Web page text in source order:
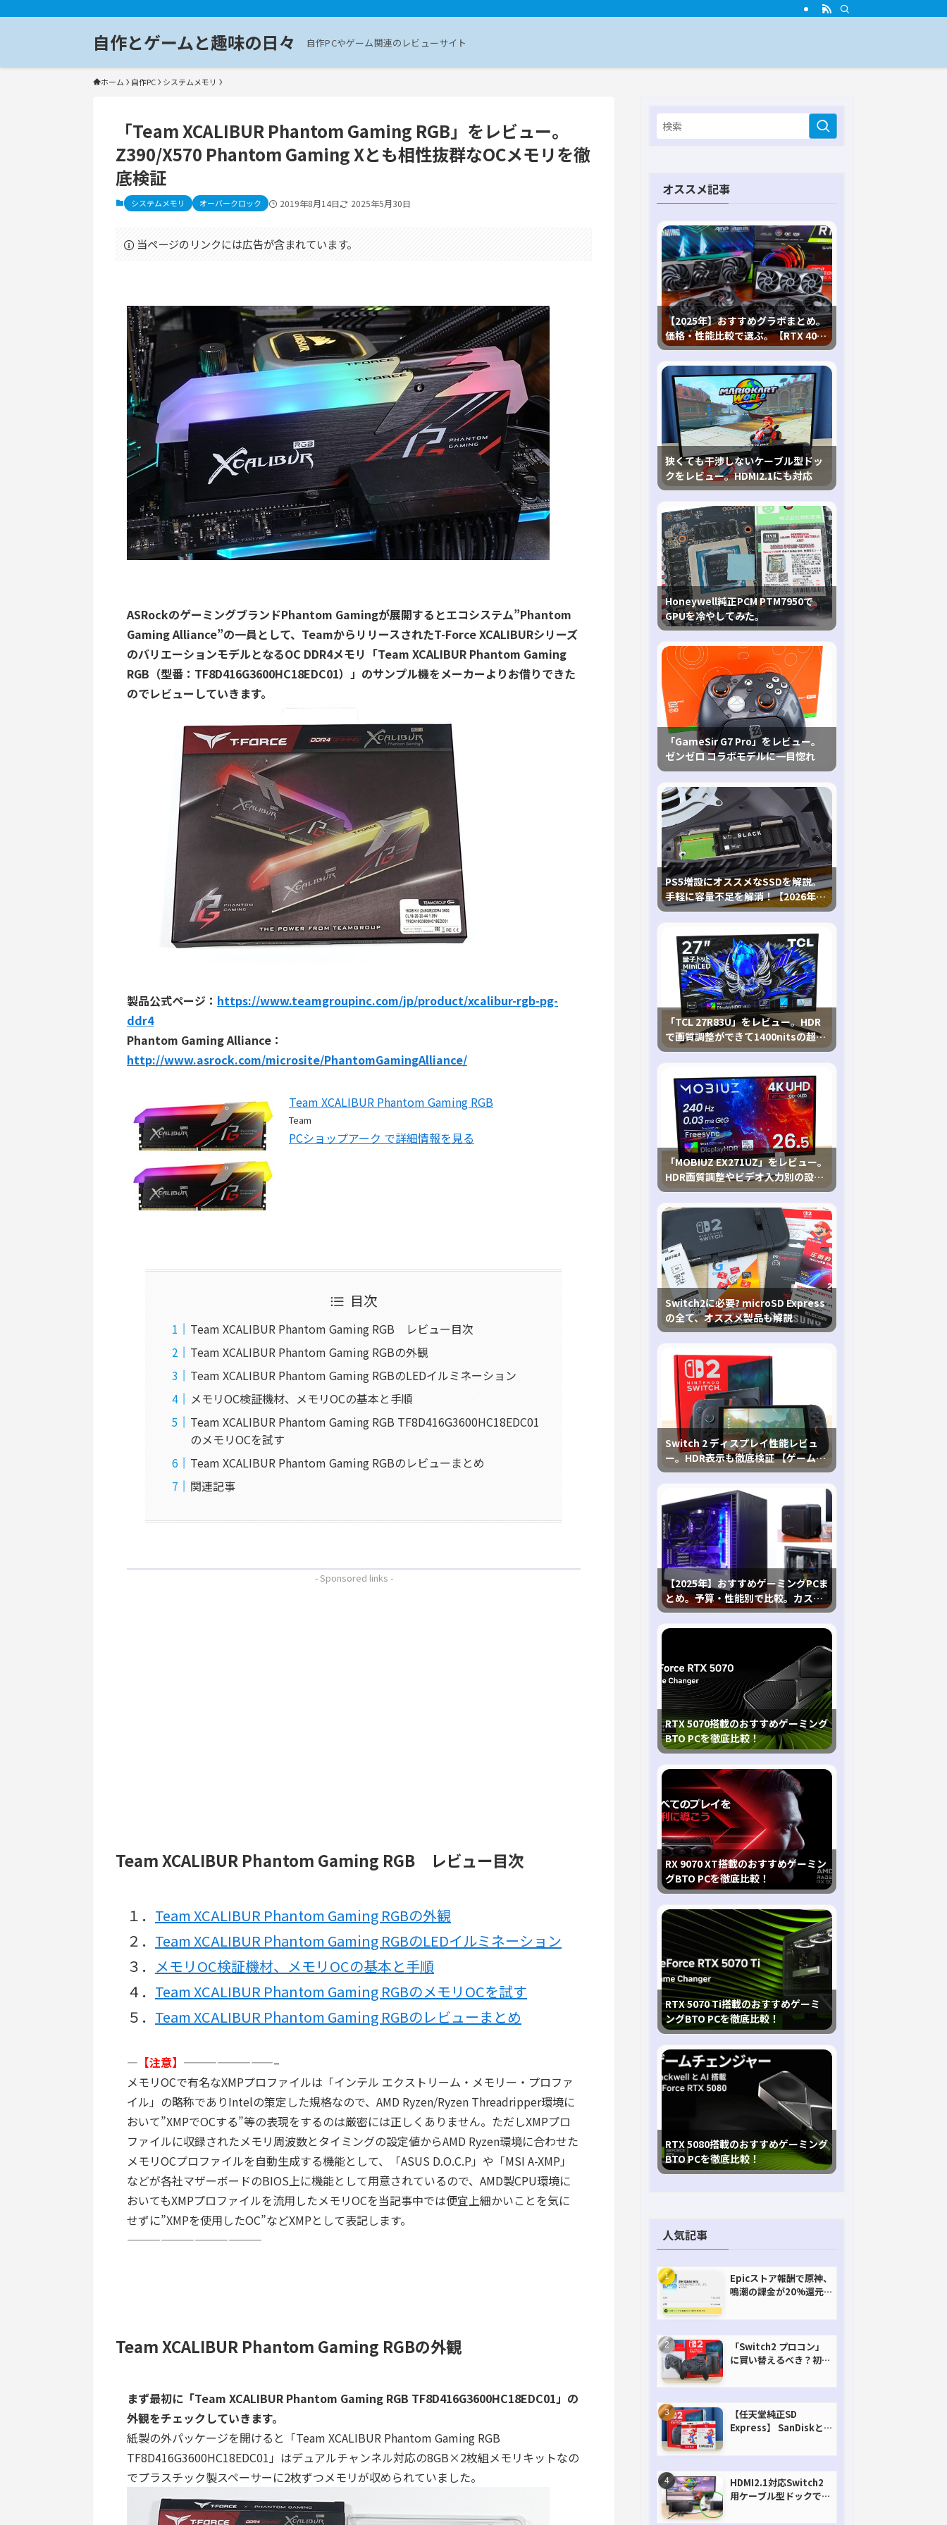
自作とゲームと趣味の日々 自作PCやゲーム関連のレビューサイト
ホーム 自作PC システムメモリ
「Team XCALIBUR Phantom Gaming RGB」をレビュー。
Z390/X570 Phantom Gaming Xとも相性抜群なOCメモリを徹
底検証
システムメモリ オーバークロック 2019年8月14日 2025年5月30日
当ページのリンクには広告が含まれています。
ASRockのゲーミングブランドPhantom Gamingが展開するとエコシステム”Phantom
Gaming Alliance”の一員として、TeamからリリースされたT-Force XCALIBURシリーズ
のバリエーションモデルとなるOC DDR4メモリ「Team XCALIBUR Phantom Gaming
RGB（型番：TF8D416G3600HC18EDC01）」のサンプル機をメーカーよりお借りできた
のでレビューしていきます。
製品公式ページ： https://www.teamgroupinc.com/jp/product/xcalibur-rgb-pg-
ddr4
Phantom Gaming Alliance：
http://www.asrock.com/microsite/PhantomGamingAlliance/
Team XCALIBUR Phantom Gaming RGB
Team
PCショップアーク で詳細情報を見る
目次
Team XCALIBUR Phantom Gaming RGB レビュー目次
Team XCALIBUR Phantom Gaming RGBの外観
Team XCALIBUR Phantom Gaming RGBのLEDイルミネーション
メモリOC検証機材、メモリOCの基本と手順
Team XCALIBUR Phantom Gaming RGB TF8D416G3600HC18EDC01
のメモリOCを試す
Team XCALIBUR Phantom Gaming RGBのレビューまとめ
関連記事
- Sponsored links -
Team XCALIBUR Phantom Gaming RGB レビュー目次
１． Team XCALIBUR Phantom Gaming RGBの外観
２． Team XCALIBUR Phantom Gaming RGBのLEDイルミネーション
３． メモリOC検証機材、メモリOCの基本と手順
４． Team XCALIBUR Phantom Gaming RGBのメモリOCを試す
５． Team XCALIBUR Phantom Gaming RGBのレビューまとめ
— 【注意】 ————————–
メモリOCで有名なXMPプロファイルは「インテル エクストリーム・メモリー・プロファ
イル」の略称でありIntelの策定した規格なので、AMD Ryzen/Ryzen Threadripper環境に
おいて”XMPでOCする”等の表現をするのは厳密には正しくありません。ただしXMPプロ
ファイルに収録されたメモリ周波数とタイミングの設定値からAMD Ryzen環境に合わせた
メモリOCプロファイルを自動生成する機能として、「ASUS D.O.C.P」や「MSI A-XMP」
などが各社マザーボードのBIOS上に機能として用意されているので、AMD製CPU環境に
おいてもXMPプロファイルを流用したメモリOCを当記事中では便宜上細かいことを気に
せずに”XMPを使用したOC”などXMPとして表記します。
————————————
Team XCALIBUR Phantom Gaming RGBの外観
まず最初に「Team XCALIBUR Phantom Gaming RGB TF8D416G3600HC18EDC01」の
外観をチェックしていきます。
紙製の外パッケージを開けると「Team XCALIBUR Phantom Gaming RGB
TF8D416G3600HC18EDC01」はデュアルチャンネル対応の8GB×2枚組メモリキットなの
でプラスチック製スペーサーに2枚ずつメモリが収められていました。
オススメ記事
【2025年】おすすめグラボまとめ。
価格・性能比較で選ぶ。【RTX 40,
RX 7000各種に対応】
狭くても干渉しないケーブル型ドッ
クをレビュー。HDMI2.1にも対応
Honeywell純正PCM PTM7950で
GPUを冷やしてみた。
「GameSir G7 Pro」をレビュー。
ゼンゼロ コラボモデルに一目惚れ
PS5増設にオススメなSSDを解説。
手軽に容量不足を解消！【2026年最
新、PS5 Proにも対応】
「TCL 27R83U」をレビュー。HDR
で画質調整ができて1400nitsの超高
輝度も発揮！
「MOBIUZ EX271UZ」をレビュー。
HDR画質調整やビデオ入力別の設定
が可能な4K有機ELゲーミングモニタ
を徹底検証
Switch2に必要? microSD Express
の全て、オススメ製品も解説
Switch 2 ディスプレイ性能レビュ
ー。HDR表示も徹底検証 【ゲームに
おけるHDRの未来を切り開く1台！】
【2025年】おすすめゲーミングPCま
とめ。予算・性能別で比較。カスタ
マイズ指南も
RTX 5070搭載のおすすめゲーミング
BTO PCを徹底比較！
RX 9070 XT搭載のおすすめゲーミン
グBTO PCを徹底比較！
RTX 5070 Ti搭載のおすすめゲーミ
ングBTO PCを徹底比較！
RTX 5080搭載のおすすめゲーミング
BTO PCを徹底比較！
人気記事
Epicストア報酬で原神、
鳴潮の課金が20%還元
「Switch2 プロコン」
に買い替えるべき？初代
【任天堂純正SD
Express】 SanDiskと
HDMI2.1対応Switch2
用ケーブル型ドックで省